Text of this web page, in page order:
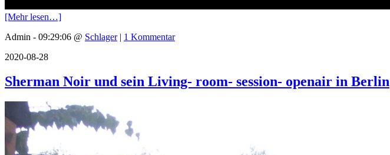
[Mehr lesen…]
Admin - 09:29:06 @ Schlager| 1 Kommentar
2020-08-28
Sherman Noir und sein Living- room- session- openair in Berlin